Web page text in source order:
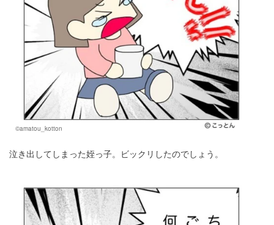
©amatou_kotton
泣き出してしまった姪っ子。ビックリしたのでしょう。